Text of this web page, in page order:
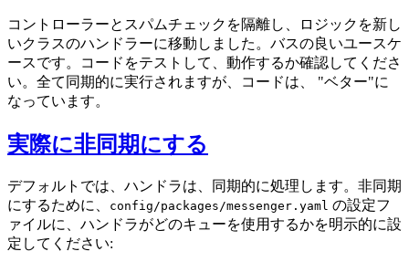
コントローラーとスパムチェックを隔離し、ロジックを新し
いクラスのハンドラーに移動しました。バスの良いユースケ
ースです。コードをテストして、動作するか確認してくださ
い。全て同期的に実行されますが、コードは、 "ベター"に
なっています。
実際に非同期にする
デフォルトでは、ハンドラは、同期的に処理します。非同期
にするために、
config/packages/messenger.yaml の設定フ
ァイルに、ハンドラがどのキューを使用するかを明示的に設
定してください: